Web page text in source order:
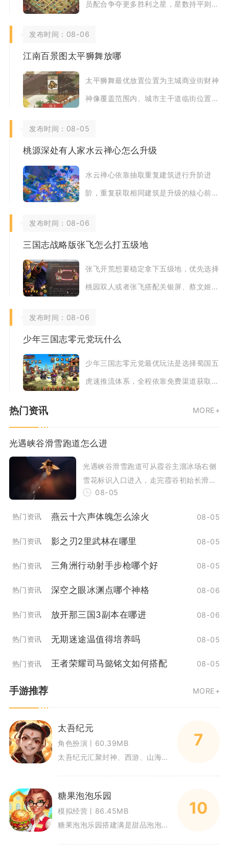
员配合争夺更多胜利之星，星数持平则对
对手拿星缺一
发布时间：08-06
江南百景图太平狮舞放哪
太平狮舞最优放置位置为主城商业街财神
神像覆盖范围内、城市主干道临街位置，
核心收益，追
发布时间：08-05
桃源深处有人家水云禅心怎么升级
水云禅心依靠抽取重复建筑进行升阶进
阶，重复获取相同建筑是升级的核心前
可以升至十阶，每
发布时间：08-06
三国志战略版张飞怎么打五级地
张飞开荒想要稳定拿下五级地，优先选择
桃园双人或者张飞搭配关银屏、蔡文姬组
等级兵力三个
发布时间：08-06
少年三国志零元党玩什么
少年三国志零元党最优玩法是选择蜀国五
虎速推流体系，全程依靠免费渠道获取武
热门资讯 MORE+
光遇峡谷滑雪跑道怎么进
光遇峡谷滑雪跑道可从霞谷主溜冰场右侧
雪花标识入口进入，走完霞谷初始长滑道
抵达冰场后，通过入口小屋打坐触发机关
08-05
热门资讯 燕云十六声体魄怎么涂火 08-05
热门资讯 影之刃2里武林在哪里 08-05
热门资讯 三角洲行动射手步枪哪个好 08-05
热门资讯 深空之眼冰渊点哪个神格 08-06
热门资讯 放开那三国3副本在哪进 08-06
热门资讯 无期迷途温值得培养吗 08-05
热门资讯 王者荣耀司马懿铭文如何搭配 08-05
手游推荐 MORE+
太吾纪元
角色扮演丨60.39MB
太吾纪元汇聚封神、西游、山海经神话内容，主打放置回合卡牌玩法。玩家组建神魔异兽队伍推进三界闯关，依靠离线挂机稳定产出养成
7
糖果泡泡乐园
模拟经营丨86.45MB
糖果泡泡乐园搭建满是甜品泡泡的休闲闯关世界，融合泡泡射击消除与乐园经营养成双重玩法，适配碎片化休闲游玩场景。玩家拖动屏幕
10